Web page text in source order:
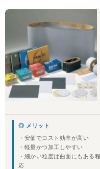
◎ メリット
・安価でコスト効率が高い
・軽量かつ加工しやすい
・細かい粒度は曲面にもある
応